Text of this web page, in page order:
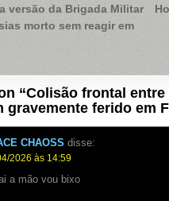
versão da Brigada Militar
morto sem reagir em
“Colisão frontal
gravemente ferido em
CHAOSS disse:
2026 às 14:59
a mão vou bixo